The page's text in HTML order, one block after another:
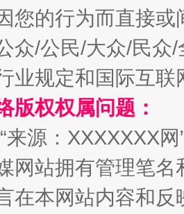
在茂县开幕 规模
您的行为而直接
众/公民/大众/民
业规定和国际互
版权权属问题：
来源：XXXXXXX
网站拥有管理笔
在本网站内容和